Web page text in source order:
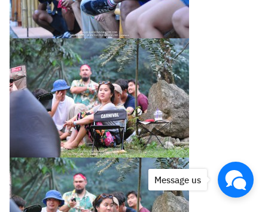
Message us